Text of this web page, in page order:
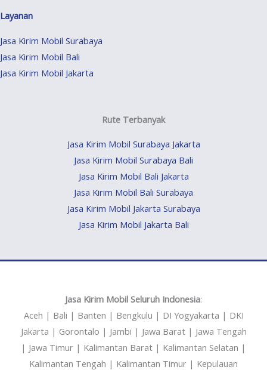
Layanan
Jasa Kirim Mobil Surabaya
Jasa Kirim Mobil Bali
Jasa Kirim Mobil Jakarta
Rute Terbanyak
Jasa Kirim Mobil Surabaya Jakarta
Jasa Kirim Mobil Surabaya Bali
Jasa Kirim Mobil Bali Jakarta
Jasa Kirim Mobil Bali Surabaya
Jasa Kirim Mobil Jakarta Surabaya
Jasa Kirim Mobil Jakarta Bali
Jasa Kirim Mobil Seluruh Indonesia:
Aceh | Bali | Banten | Bengkulu | DI Yogyakarta | DKI
Jakarta | Gorontalo | Jambi | Jawa Barat | Jawa Tengah
| Jawa Timur | Kalimantan Barat | Kalimantan Selatan |
Kalimantan Tengah | Kalimantan Timur | Kepulauan